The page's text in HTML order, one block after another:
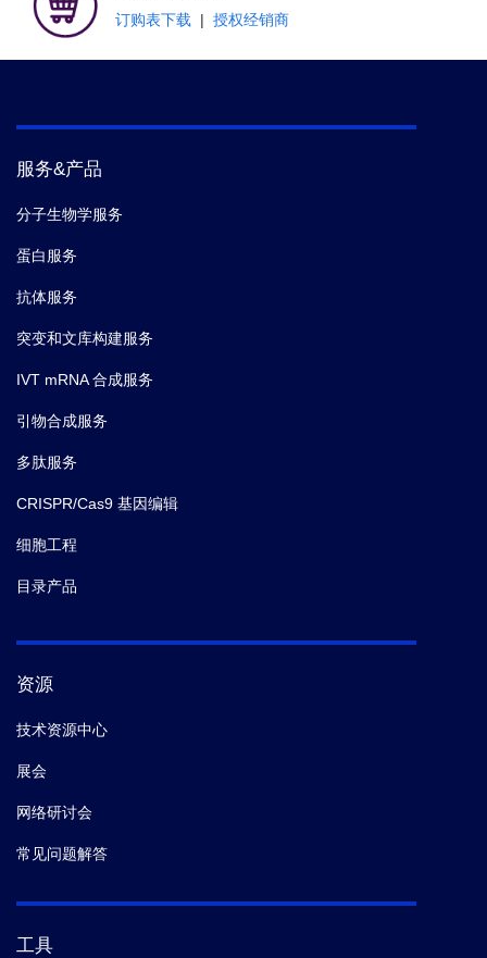
订购表下载 | 授权经销商
服务&产品
分子生物学服务
蛋白服务
抗体服务
突变和文库构建服务
IVT mRNA 合成服务
引物合成服务
多肽服务
CRISPR/Cas9 基因编辑
细胞工程
目录产品
资源
技术资源中心
展会
网络研讨会
常见问题解答
工具